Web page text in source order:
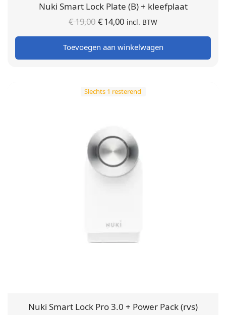
Nuki Smart Lock Plate (B) + kleefplaat
€19,00Oorspronkelijke
prijs was:
€ 19,00.
€14,00 Huidige
prijs is:
€ 14,00.
incl. BTW
Toevoegen aan winkelwagen
Slechts 1 resterend
Nuki Smart Lock Pro 3.0 + Power Pack (rvs)